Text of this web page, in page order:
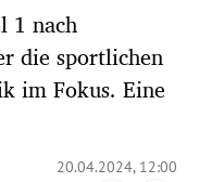
1 nach
die sportlichen
im Fokus. Eine
20.04.2024, 12:00